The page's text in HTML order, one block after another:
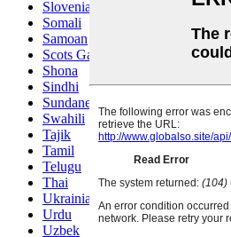
Slovenian
Somali
Samoan
Scots Gaelic
Shona
Sindhi
Sundanese
Swahili
Tajik
Tamil
Telugu
Thai
Ukrainian
Urdu
Uzbek